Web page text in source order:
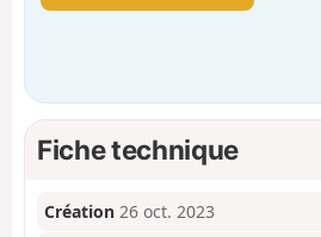
Fiche technique
Création 26 oct. 2023